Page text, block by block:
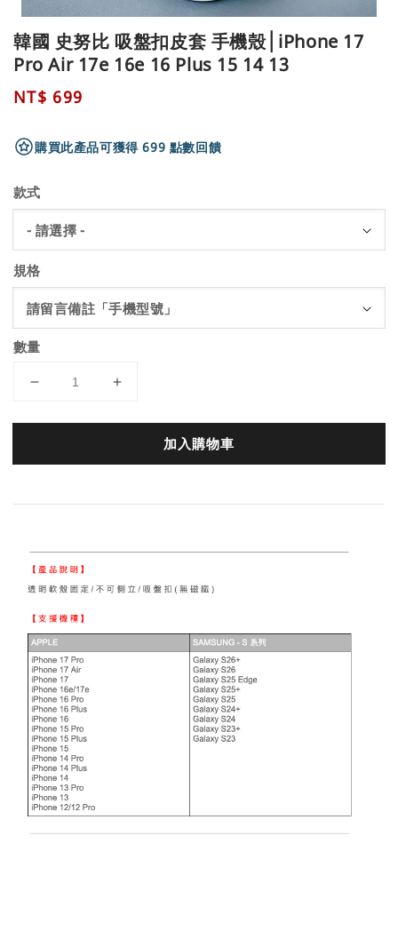
韓國 史努比 吸盤扣皮套 手機殼│iPhone 17
Pro Air 17e 16e 16 Plus 15 14 13
Regular
NT$ 699
購買此產品可獲得 699 點數回饋
款式
規格
數量
加入購物車